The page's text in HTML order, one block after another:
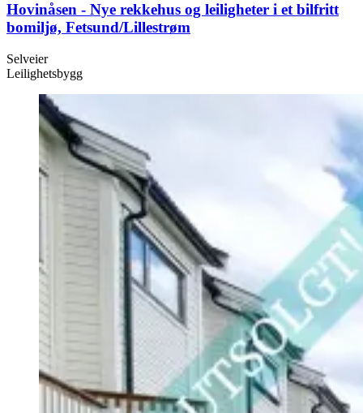
Hovinåsen - Nye rekkehus og leiligheter i et bilfritt
bomiljø, Fetsund/Lillestrøm
Selveier
Leilighetsbygg